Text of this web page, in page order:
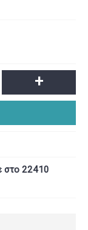
+
στο 22410